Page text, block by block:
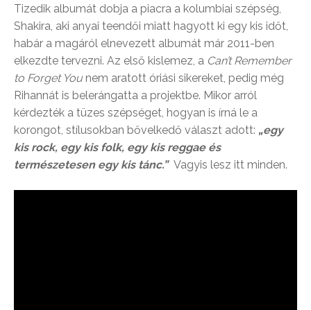
Tizedik albumát dobja a piacra a kolumbiai szépség,
Shakira, aki anyai teendői miatt hagyott ki egy kis időt,
habár a magáról elnevezett albumát már 2011-ben
elkezdte tervezni. Az első kislemez, a Can’t Remember
to Forget You nem aratott óriási sikereket, pedig még
Rihannát is belerángatta a projektbe. Mikor arról
kérdezték a tüzes szépséget, hogyan is írná le a
korongot, stílusokban bővelkedő választ adott: „egy
kis rock, egy kis folk, egy kis reggae és
természetesen egy kis tánc.” Vagyis lesz itt minden.